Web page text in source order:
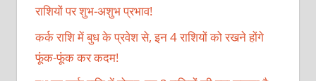
राशियों पर शुभ-अशुभ प्रभाव!
कर्क राशि में बुध के प्रवेश से, इन 4 राशियों को रखने होंगे
फूंक-फूंक कर कदम!